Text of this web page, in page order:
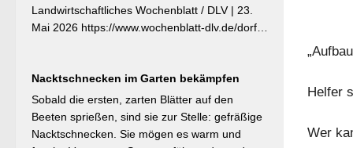
Helfer
Wer
Landwirtschaftliches Wochenblatt / DLV | 23.
Mai 2026 https://www.wochenblatt-dlv.de/dorf-
Bayerische Pflanze des Jahres 2026 wurde die
Calibrachoa ‚Feenstaub‘ gekürt — eine
Hängeglöckchen-Sorte mit pink-rosa
gemusterten Blüten, die ohne Ausputzen von
Nacktschnecken im Garten bekämpfen
Sobald die ersten, zarten Blätter auf den
Beeten sprießen, sind sie zur Stelle: gefräßige
Nacktschnecken. Sie mögen es warm und